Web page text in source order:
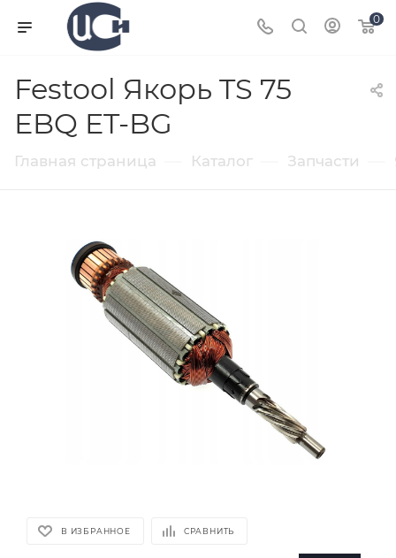
0
Festool Якорь TS 75
EBQ ET-BG
Главная страница Каталог Запчасти
В ИЗБРАННОЕ СРАВНИТЬ